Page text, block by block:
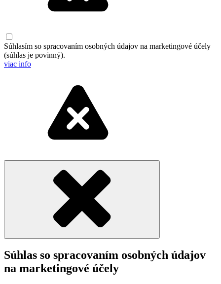
Súhlasím so spracovaním osobných údajov na marketingové účely
(súhlas je povinný).
viac info
Súhlas so spracovaním osobných údajov
na marketingové účely